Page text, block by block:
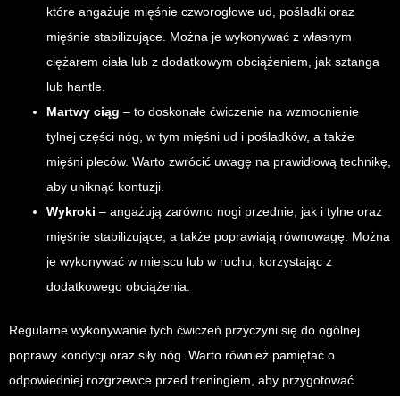
które angażuje mięśnie czworogłowe ud, pośladki oraz
mięśnie stabilizujące. Można je wykonywać z własnym
ciężarem ciała lub z dodatkowym obciążeniem, jak sztanga
lub hantle.
Martwy ciąg – to doskonałe ćwiczenie na wzmocnienie
tylnej części nóg, w tym mięśni ud i pośladków, a także
mięśni pleców. Warto zwrócić uwagę na prawidłową technikę,
aby uniknąć kontuzji.
Wykroki – angażują zarówno nogi przednie, jak i tylne oraz
mięśnie stabilizujące, a także poprawiają równowagę. Można
je wykonywać w miejscu lub w ruchu, korzystając z
dodatkowego obciążenia.
Regularne wykonywanie tych ćwiczeń przyczyni się do ogólnej
poprawy kondycji oraz siły nóg. Warto również pamiętać o
odpowiedniej rozgrzewce przed treningiem, aby przygotować